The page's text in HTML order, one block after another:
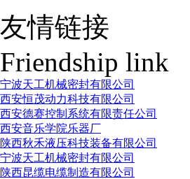
友情链接
Friendship link
宁波天工机械密封有限公司
西安恒茂动力科技有限公司
西安德赛控制系统有限责任公司
西安音乐学院乐器厂
陕西秋禾液压科技装备有限公司
宁波天工机械密封有限公司
陕西昆缆电缆制造有限公司